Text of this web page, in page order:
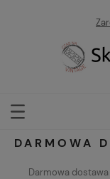
DARMOWA
Darmowa